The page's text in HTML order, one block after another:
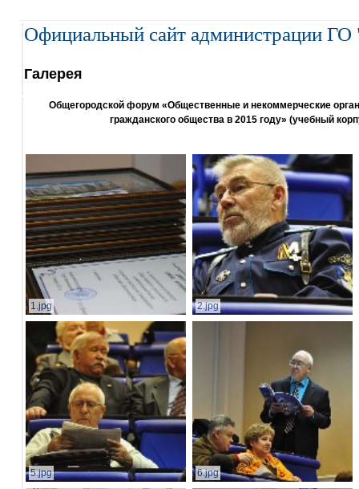
Официальный сайт администрации ГО
Галерея
Общегородской форум «Общественные и некоммерческие
гражданского общества в 2015 году» (учебный
1.jpg 2.jpg
5.jpg 6.jpg